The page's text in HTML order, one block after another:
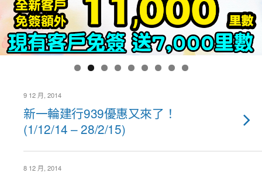
9 12 月, 2014
新一輪建行939優惠又來了！
(1/12/14 – 28/2/15)
8 12 月, 2014